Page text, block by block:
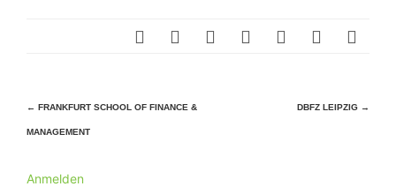
Beitragsnavigation
← FRANKFURT SCHOOL OF FINANCE &
MANAGEMENT
DBFZ LEIPZIG →
Anmelden